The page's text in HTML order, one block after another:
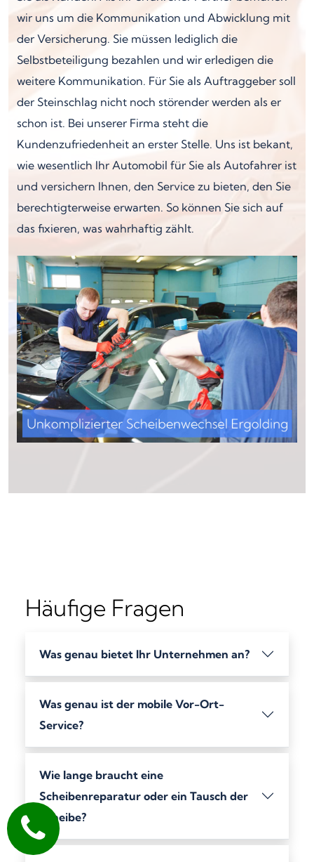
wir uns um die Kommunikation und Abwicklung mit
der Versicherung. Sie müssen lediglich die
Selbstbeteiligung bezahlen und wir erledigen die
weitere Kommunikation. Für Sie als Auftraggeber soll
der Steinschlag nicht noch störender werden als er
schon ist. Bei unserer Firma steht die
Kundenzufriedenheit an erster Stelle. Uns ist bekant,
wie wesentlich Ihr Automobil für Sie als Autofahrer ist
und versichern Ihnen, den Service zu bieten, den Sie
berechtigterweise erwarten. So können Sie sich auf
das fixieren, was wahrhaftig zählt.
Häufige Fragen
Was genau bietet Ihr Unternehmen an?
Was genau ist der mobile Vor-Ort-
Service?
Wie lange braucht eine
Scheibenreparatur oder ein Tausch der
Scheibe?